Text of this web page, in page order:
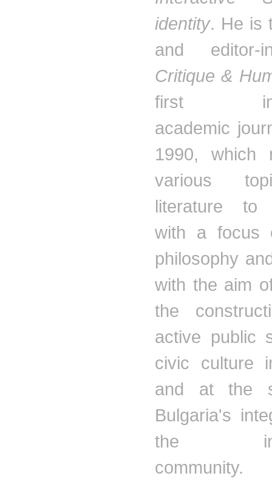
identity. He is
and editor-
Critique &
first
academic
1990, which
various
literature to
with a focus
philosophy
with the aim
the
active public
civic culture
and at the
Bulgaria's
the
community.